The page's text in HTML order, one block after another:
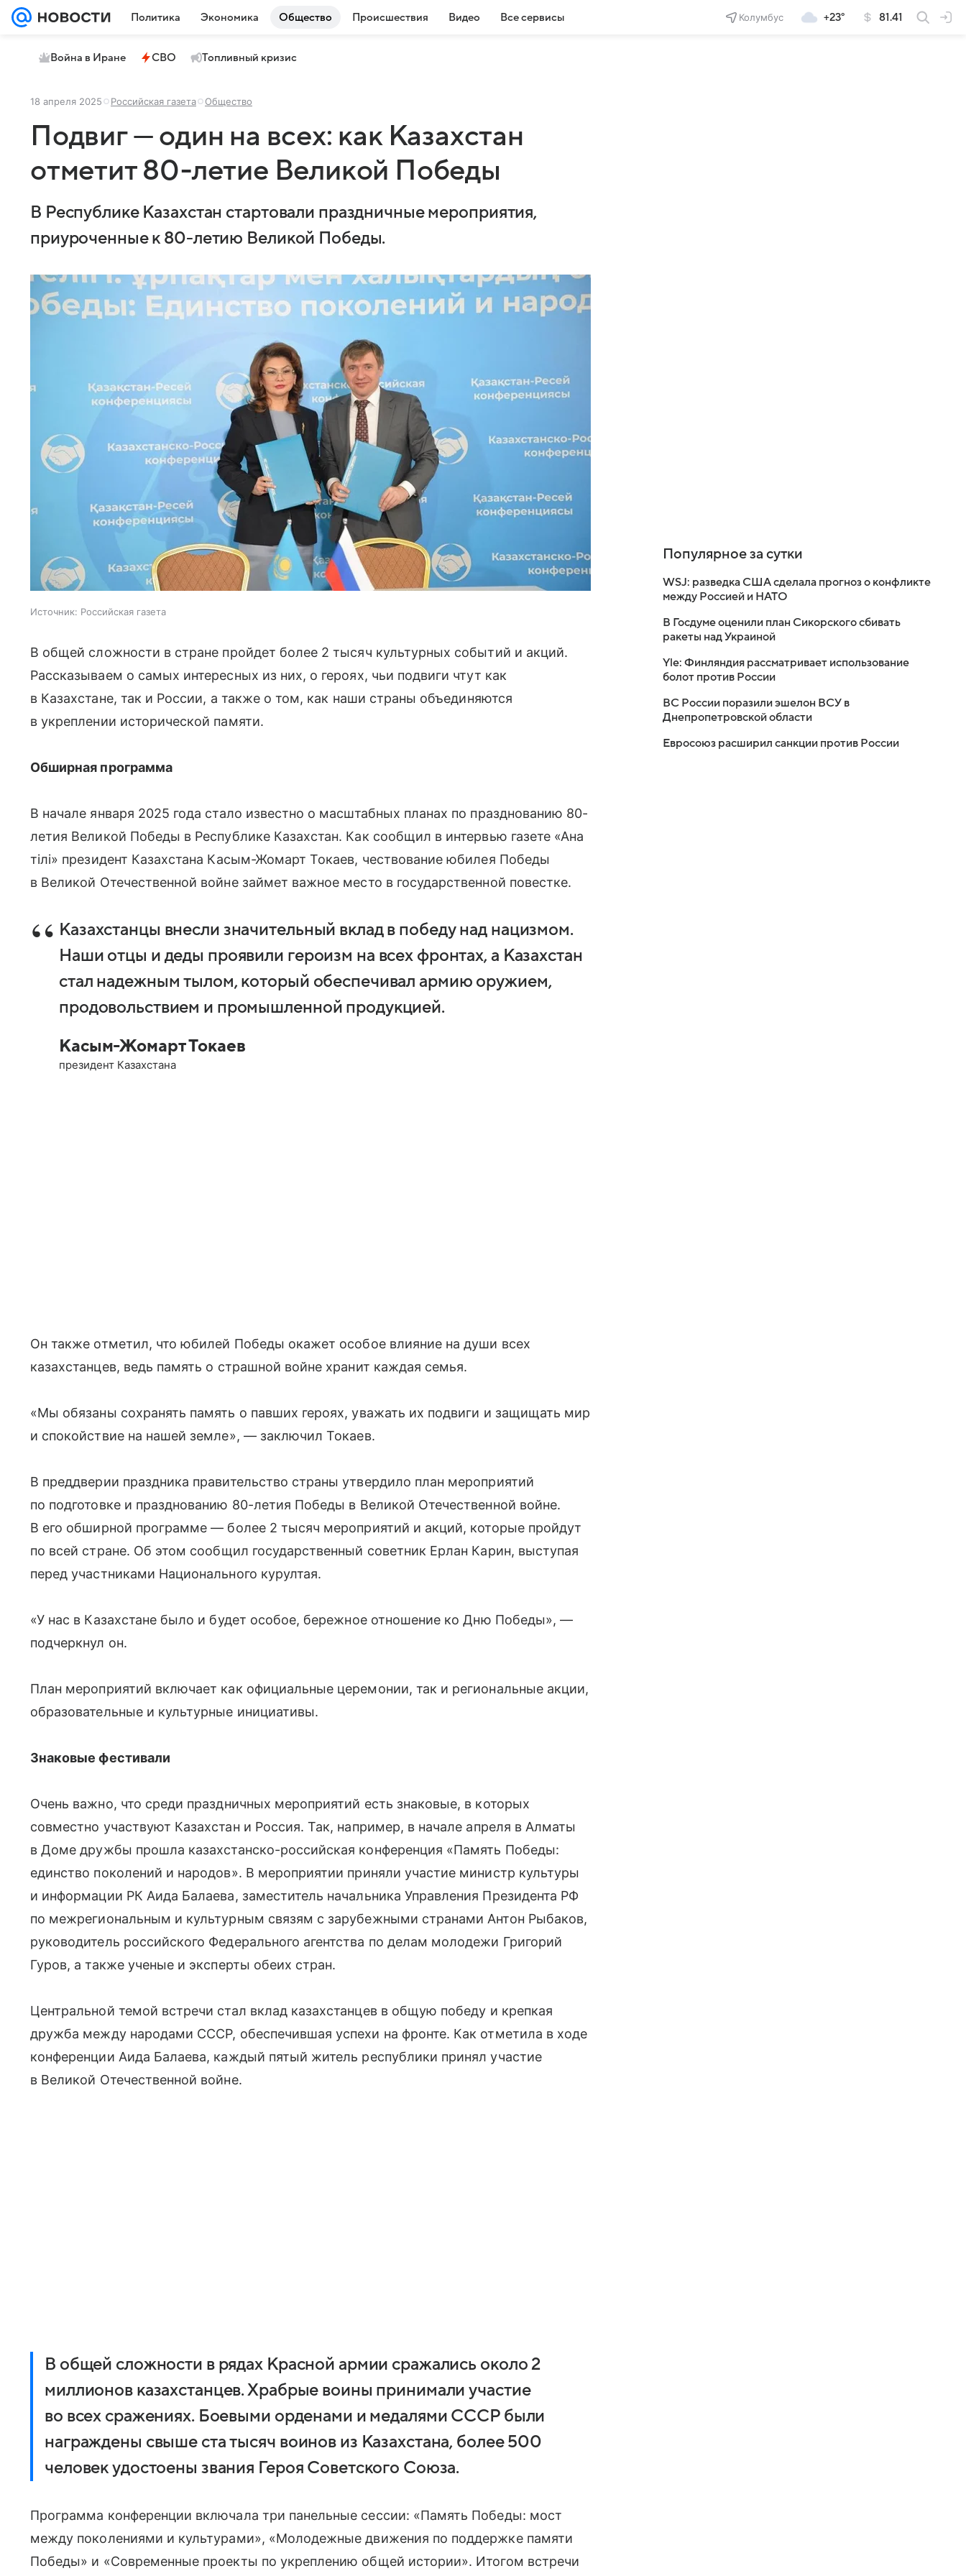
Политика Экономика Общество Происшествия Видео Все сервисы Колумбус +23° 81.41
Война в Иране СВО Топливный кризис
18 апреля 2025 Российская газета Общество
Подвиг — один на всех: как Казахстан
отметит 80-летие Великой Победы
В Республике Казахстан стартовали праздничные мероприятия,
приуроченные к 80-летию Великой Победы.
Источник: Российская газета
В общей сложности в стране пройдет более 2 тысяч культурных событий и акций.
Рассказываем о самых интересных из них, о героях, чьи подвиги чтут как
в Казахстане, так и России, а также о том, как наши страны объединяются
в укреплении исторической памяти.
Обширная программа
В начале января 2025 года стало известно о масштабных планах по празднованию 80-
летия Великой Победы в Республике Казахстан. Как сообщил в интервью газете «Ана
тiлi» президент Казахстана Касым-Жомарт Токаев, чествование юбилея Победы
в Великой Отечественной войне займет важное место в государственной повестке.
Казахстанцы внесли значительный вклад в победу над нацизмом.
Наши отцы и деды проявили героизм на всех фронтах, а Казахстан
стал надежным тылом, который обеспечивал армию оружием,
продовольствием и промышленной продукцией.
Касым-Жомарт Токаев
президент Казахстана
Он также отметил, что юбилей Победы окажет особое влияние на души всех
казахстанцев, ведь память о страшной войне хранит каждая семья.
«Мы обязаны сохранять память о павших героях, уважать их подвиги и защищать мир
и спокойствие на нашей земле», — заключил Токаев.
В преддверии праздника правительство страны утвердило план мероприятий
по подготовке и празднованию 80-летия Победы в Великой Отечественной войне.
В его обширной программе — более 2 тысяч мероприятий и акций, которые пройдут
по всей стране. Об этом сообщил государственный советник Ерлан Карин, выступая
перед участниками Национального курултая.
«У нас в Казахстане было и будет особое, бережное отношение ко Дню Победы», —
подчеркнул он.
План мероприятий включает как официальные церемонии, так и региональные акции,
образовательные и культурные инициативы.
Знаковые фестивали
Очень важно, что среди праздничных мероприятий есть знаковые, в которых
совместно участвуют Казахстан и Россия. Так, например, в начале апреля в Алматы
в Доме дружбы прошла казахстанско-российская конференция «Память Победы:
единство поколений и народов». В мероприятии приняли участие министр культуры
и информации РК Аида Балаева, заместитель начальника Управления Президента РФ
по межрегиональным и культурным связям с зарубежными странами Антон Рыбаков,
руководитель российского Федерального агентства по делам молодежи Григорий
Гуров, а также ученые и эксперты обеих стран.
Центральной темой встречи стал вклад казахстанцев в общую победу и крепкая
дружба между народами СССР, обеспечившая успехи на фронте. Как отметила в ходе
конференции Аида Балаева, каждый пятый житель республики принял участие
в Великой Отечественной войне.
В общей сложности в рядах Красной армии сражались около 2
миллионов казахстанцев. Храбрые воины принимали участие
во всех сражениях. Боевыми орденами и медалями СССР были
награждены свыше ста тысяч воинов из Казахстана, более 500
человек удостоены звания Героя Советского Союза.
Программа конференции включала три панельные сессии: «Память Победы: мост
между поколениями и культурами», «Молодежные движения по поддержке памяти
Победы» и «Современные проекты по укреплению общей истории». Итогом встречи
Популярное за сутки
WSJ: разведка США сделала прогноз о конфликте
между Россией и НАТО
В Госдуме оценили план Сикорского сбивать
ракеты над Украиной
Yle: Финляндия рассматривает использование
болот против России
ВС России поразили эшелон ВСУ в
Днепропетровской области
Евросоюз расширил санкции против России